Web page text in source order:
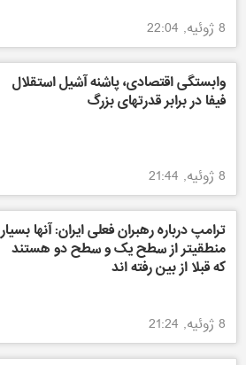
8 ژوئیه, 22:04
وابستگی اقتصادی، پاشنه آشیل استقلال
فیفا در برابر قدرتهای بزرگ
8 ژوئیه, 21:44
ترامپ درباره رهبران فعلی ایران: آنها بسیار
منطقیتر از سطح یک و سطح دو هستند
که قبلا از بین رفته اند
8 ژوئیه, 21:24